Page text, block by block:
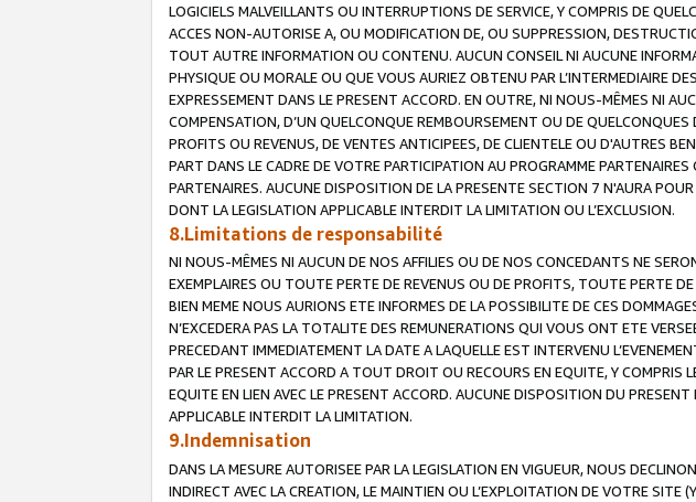
LOGICIELS MALVEILLANTS OU INTERRUPTIONS DE SERVICE, Y COMPRIS DE
ACCES NON-AUTORISE A, OU MODIFICATION DE, OU SUPPRESSION,
TOUT AUTRE INFORMATION OU CONTENU. AUCUN CONSEIL NI AUCUNE
PHYSIQUE OU MORALE OU QUE VOUS AURIEZ OBTENU PAR L’INTERMEDIAIRE
EXPRESSEMENT DANS LE PRESENT ACCORD. EN OUTRE, NI NOUS-MÊMES NI
COMPENSATION, D’UN QUELCONQUE REMBOURSEMENT OU DE
PROFITS OU REVENUS, DE VENTES ANTICIPEES, DE CLIENTELE OU D'AUTRES
PART DANS LE CADRE DE VOTRE PARTICIPATION AU PROGRAMME
PARTENAIRES. AUCUNE DISPOSITION DE LA PRESENTE SECTION 7 N'AURA
DONT LA LEGISLATION APPLICABLE INTERDIT LA LIMITATION OU L’EXCLUSION.
8.Limitations de responsabilité
NI NOUS-MÊMES NI AUCUN DE NOS AFFILIES OU DE NOS CONCEDANTS NE
EXEMPLAIRES OU TOUTE PERTE DE REVENUS OU DE PROFITS, TOUTE PERTE
BIEN MEME NOUS AURIONS ETE INFORMES DE LA POSSIBILITE DE CES
N’EXCEDERA PAS LA TOTALITE DES REMUNERATIONS QUI VOUS ONT ETE
PRECEDANT IMMEDIATEMENT LA DATE A LAQUELLE EST INTERVENU
PAR LE PRESENT ACCORD A TOUT DROIT OU RECOURS EN EQUITE, Y
EQUITE EN LIEN AVEC LE PRESENT ACCORD. AUCUNE DISPOSITION DU
APPLICABLE INTERDIT LA LIMITATION.
9.Indemnisation
DANS LA MESURE AUTORISEE PAR LA LEGISLATION EN VIGUEUR, NOUS
INDIRECT AVEC LA CREATION, LE MAINTIEN OU L’EXPLOITATION DE VOTRE